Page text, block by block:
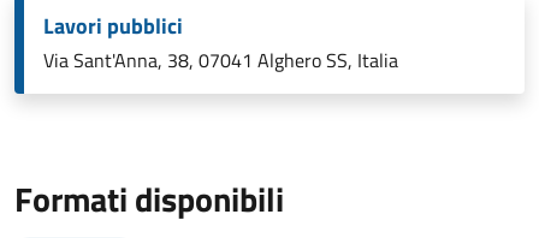
Lavori pubblici
Via Sant'Anna, 38, 07041 Alghero SS, Italia
Formati disponibili